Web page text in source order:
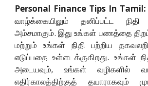
Personal Finance Tips In Tamil:
வாழ்க்கையிலும் தனிப்பட்ட
அம்சமாகும். இது உங்கள் பணத்தை
மற்றும் உங்கள் நிதி பற்றிய
எடுப்பதை உள்ளடக்குகிறது. உங்கள்
அடையவும், உங்கள் வழிகளில்
எதிர்காலத்திற்குத் தயாராகவும்